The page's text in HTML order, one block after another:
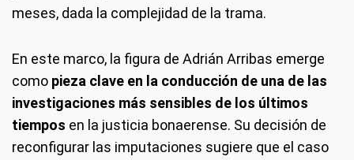
meses, dada la complejidad de la trama.
En este marco, la figura de Adrián Arribas emerge
como pieza clave en la conducción de una de las
investigaciones más sensibles de los últimos
tiempos en la justicia bonaerense. Su decisión de
reconfigurar las imputaciones sugiere que el caso